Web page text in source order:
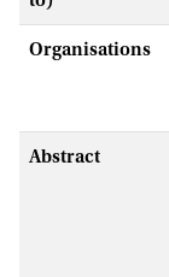
Organisations
Abstract